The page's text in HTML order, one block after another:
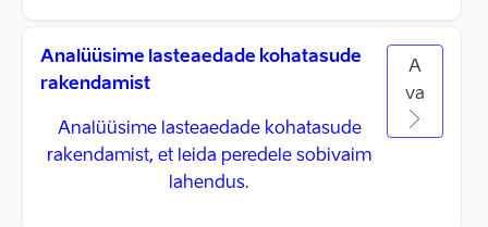
Analüüsime lasteaedade kohatasude
rakendamist
Analüüsime lasteaedade kohatasude
rakendamist, et leida peredele sobivaim
lahendus.
A
va